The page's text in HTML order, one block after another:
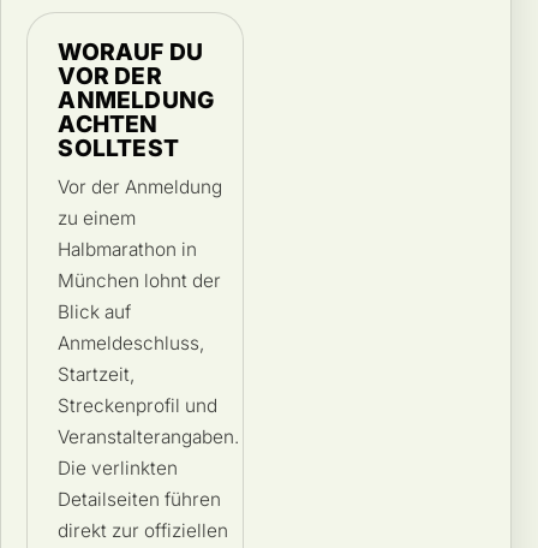
WORAUF DU
VOR DER
ANMELDUNG
ACHTEN
SOLLTEST
Vor der Anmeldung
zu einem
Halbmarathon in
München lohnt der
Blick auf
Anmeldeschluss,
Startzeit,
Streckenprofil und
Veranstalterangaben.
Die verlinkten
Detailseiten führen
direkt zur offiziellen